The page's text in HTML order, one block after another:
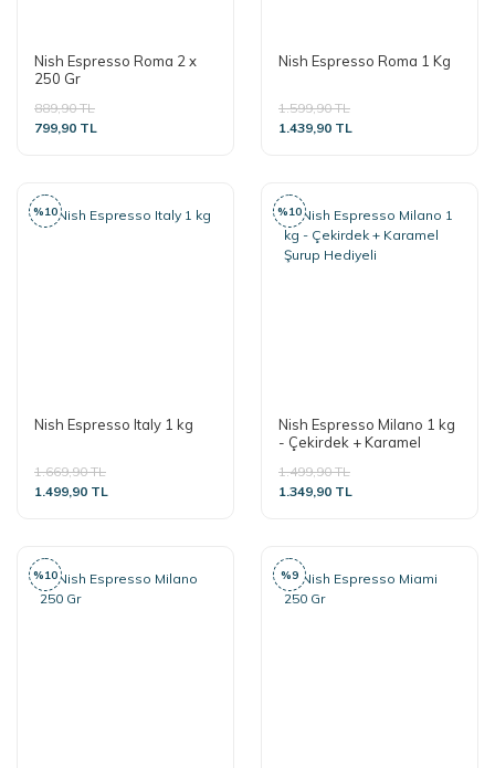
Nish Espresso Roma 2 x
250 Gr
889,90 TL
799,90 TL
Nish Espresso Roma 1 Kg
1.599,90 TL
1.439,90 TL
%10
Nish Espresso Italy 1 kg
1.669,90 TL
1.499,90 TL
%10
Nish Espresso Milano 1 kg
- Çekirdek + Karamel
1.499,90 TL
1.349,90 TL
%10 %9